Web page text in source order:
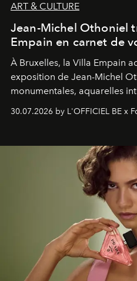
ART & CULTURE
Jean-Michel Othoniel
Empain en carnet de
À Bruxelles, la Villa Empain
exposition de Jean-Michel
monumentales, aquarelles
soufflé, l’artiste français
émotionnel où chaque
émerveillement.
30.07.2026 by L'OFFICIEL BE x